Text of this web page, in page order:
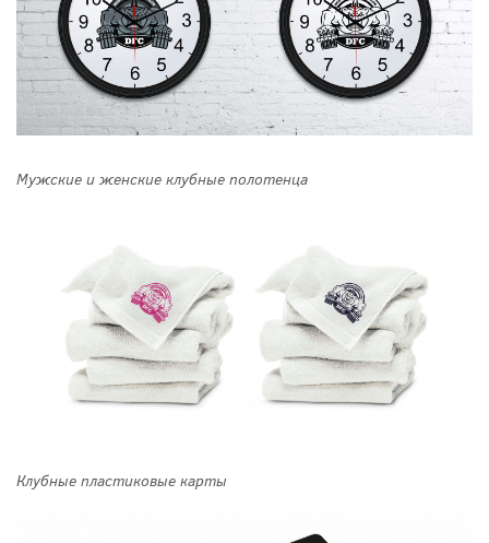
Мужские и женские клубные полотенца
Клубные пластиковые карты